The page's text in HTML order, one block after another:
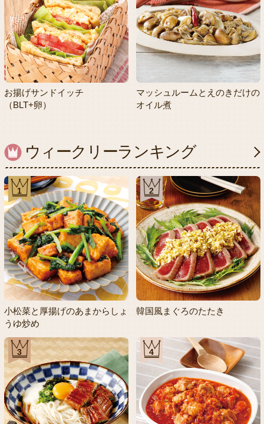
お揚げサンドイッチ
（BLT+卵）
マッシュルームとえのきだけの
オイル煮
ウィークリーランキング
1
小松菜と厚揚げのあまからしょ
うゆ炒め
2
韓国風まぐろのたたき
3 4